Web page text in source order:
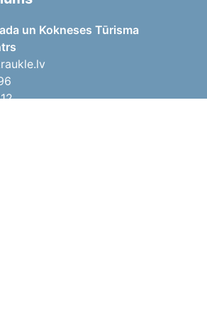
un Kokneses Tūrisma